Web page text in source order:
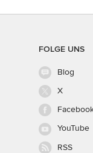
FOLGE UNS
Blog
X
YouTube
RSS